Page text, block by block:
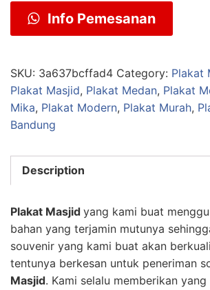
Info Pemesanan
SKU: 3a637bcffad4 Category: Plakat
Plakat Masjid, Plakat Medan, Plakat
Mika, Plakat Modern, Plakat Murah,
Bandung
Description
Plakat Masjid yang kami buat
bahan yang terjamin mutunya
souvenir yang kami buat akan
tentunya berkesan untuk peneriman
Masjid. Kami selalu memberikan